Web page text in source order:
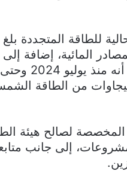
لصالح هيئة
إلى جانب